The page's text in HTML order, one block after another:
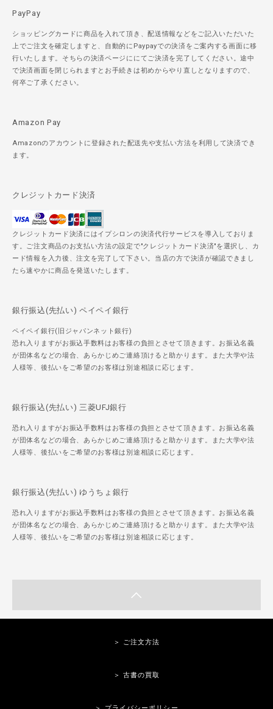
PayPay
ショッピングカードに商品を入れて頂き、配送情報などをご記入いただいた
上でご注文を確定しますと、自動的にPaypayでの決済をご案内する画面に移
行いたします。そちらの決済ページににてご決済を完了してください。途中
で決済画面を閉じられますとお手続きは初めからやり直しとなりますので、
何卒ご了承ください。
Amazon Pay
Amazonのアカウントに登録された配送先や支払い方法を利用して決済でき
ます。
クレジットカード決済
クレジットカード決済にはイプシロンの決済代行サービスを導入しておりま
す。ご注文商品のお支払い方法の設定で"クレジットカード決済"を選択し、カ
ード情報を入力後、注文を完了して下さい。当店の方で決済が確認できまし
たら速やかに商品を発送いたします。
銀行振込(先払い) ペイペイ銀行
ペイペイ銀行(旧ジャパンネット銀行)
恐れ入りますがお振込手数料はお客様の負担とさせて頂きます。お振込名義
が団体名などの場合、あらかじめご連絡頂けると助かります。また大学や法
人様等、後払いをご希望のお客様は別途相談に応じます。
銀行振込(先払い) 三菱UFJ銀行
恐れ入りますがお振込手数料はお客様の負担とさせて頂きます。お振込名義
が団体名などの場合、あらかじめご連絡頂けると助かります。また大学や法
人様等、後払いをご希望のお客様は別途相談に応じます。
銀行振込(先払い) ゆうちょ銀行
恐れ入りますがお振込手数料はお客様の負担とさせて頂きます。お振込名義
が団体名などの場合、あらかじめご連絡頂けると助かります。また大学や法
人様等、後払いをご希望のお客様は別途相談に応じます。
＞ ご注文方法
＞ 古書の買取